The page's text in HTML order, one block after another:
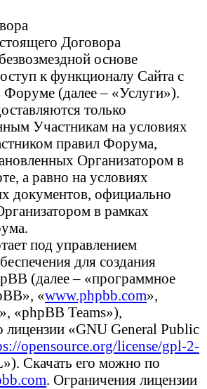
Договора
основе
к функционалу Сайта с
(далее – «Услуги»).
только
Участникам на условиях
правил Форума,
Организатором в
а равно на условиях
документов, официально
в рамках
под управлением
для создания
(далее – «программное
«www.phpbb.com»,
«phpBB Teams»),
«GNU General Public
opensource.org/license/gpl-2-
Скачать его можно по
. Ограничения лицензии